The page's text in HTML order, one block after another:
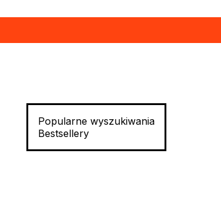
Popularne wyszukiwania
Bestsellery